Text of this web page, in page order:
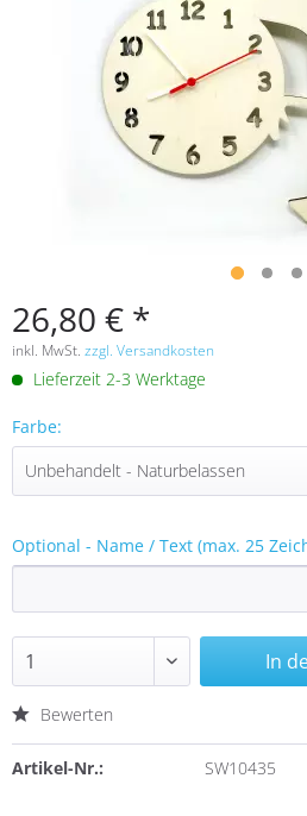
26,80 € *
inkl. MwSt. zzgl. Versandkosten
Lieferzeit 2-3 Werktage
Farbe:
Optional - Name / Text (max. 25
In
Bewerten
Artikel-Nr.: SW10435